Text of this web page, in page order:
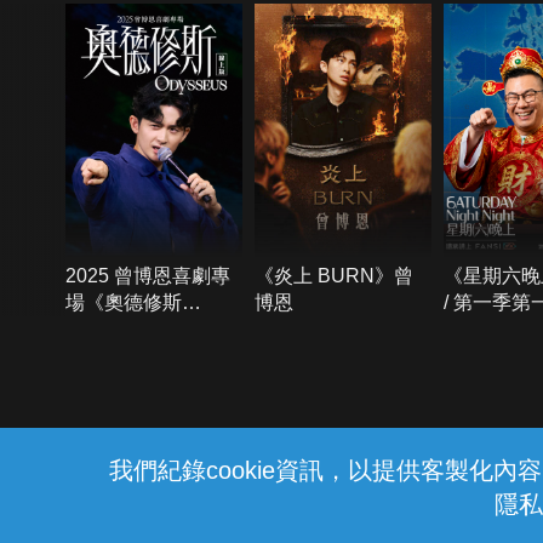
我們紀錄cookie資訊，以提供客製化內
隱
2025 曾博恩喜劇專
場《奧德修斯
《炎上 BURN》曾
博恩
《星期六
/ 第一季第